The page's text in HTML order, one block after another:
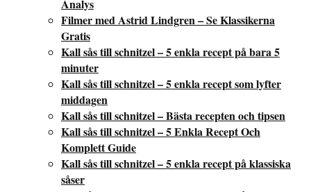
Analys
Filmer med Astrid Lindgren – Se Klassikerna
Gratis
Kall sås till schnitzel – 5 enkla recept på bara 5
minuter
Kall sås till schnitzel – 5 enkla recept som lyfter
middagen
Kall sås till schnitzel – Bästa recepten och tipsen
Kall sås till schnitzel – 5 Enkla Recept Och
Komplett Guide
Kall sås till schnitzel – 5 enkla recept på klassiska
såser